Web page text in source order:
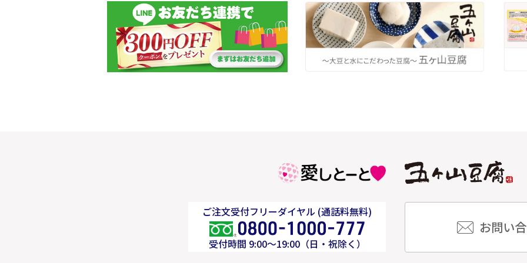
ご注文受付フリーダイヤル (通話料無料)
受付時間 9:00～19:00（日・祝除く）
お問い